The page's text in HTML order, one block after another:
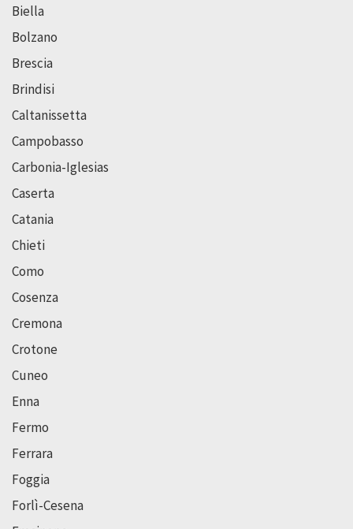
Biella
Bolzano
Brescia
Brindisi
Caltanissetta
Campobasso
Carbonia-Iglesias
Caserta
Catania
Chieti
Como
Cosenza
Cremona
Crotone
Cuneo
Enna
Fermo
Ferrara
Foggia
Forlì-Cesena